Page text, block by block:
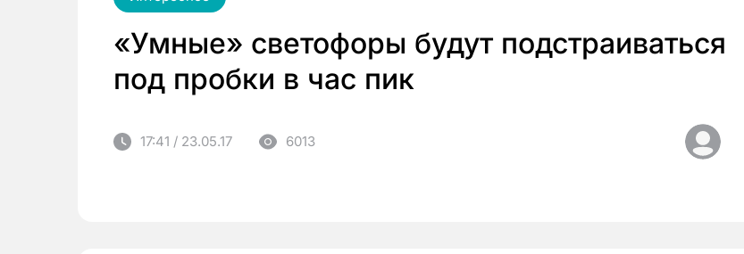
«Умные» светофоры будут подстраиваться
под пробки в час пик
17:41 / 23.05.17 6013